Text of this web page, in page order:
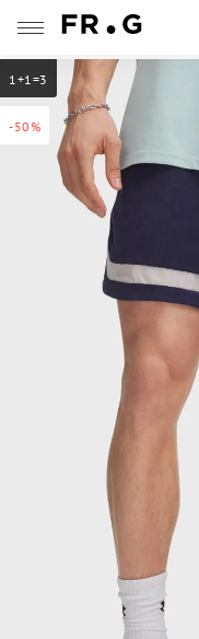
-50%
1+1=3